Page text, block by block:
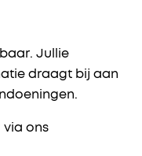
Jullie
draagt bij aan
via ons